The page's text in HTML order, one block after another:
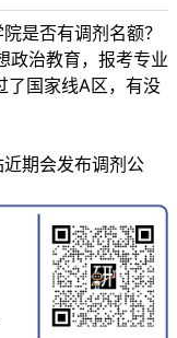
是否有调剂名额？
政治教育，报考专业
了国家线A区，有没
期会发布调剂公